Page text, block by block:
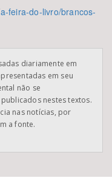
feira-do-livro/brancos-
diariamente em
em seu
não se
nestes textos.
nas notícias, por
a fonte.